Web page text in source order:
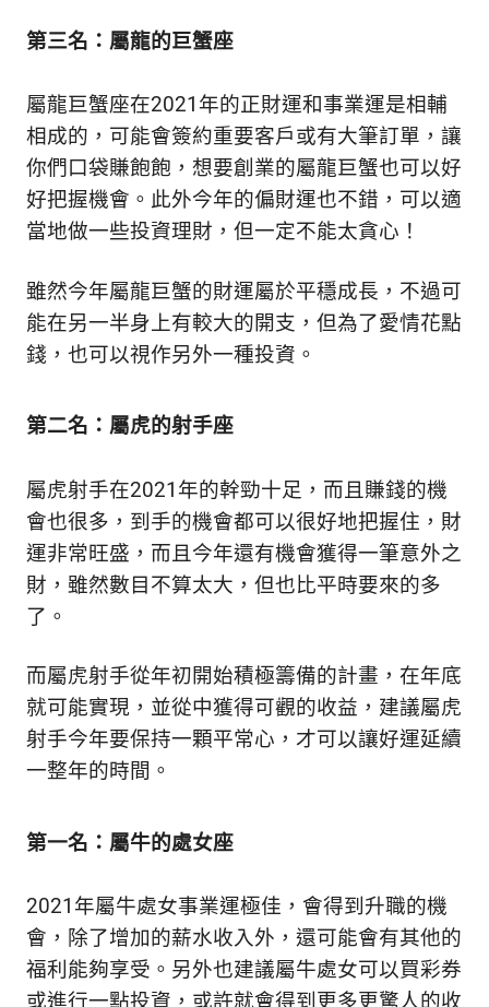
第三名：屬龍的巨蟹座
屬龍巨蟹座在2021年的正財運和事業運是相輔
相成的，可能會簽約重要客戶或有大筆訂單，讓
你們口袋賺飽飽，想要創業的屬龍巨蟹也可以好
好把握機會。此外今年的偏財運也不錯，可以適
當地做一些投資理財，但一定不能太貪心！
雖然今年屬龍巨蟹的財運屬於平穩成長，不過可
能在另一半身上有較大的開支，但為了愛情花點
錢，也可以視作另外一種投資。
第二名：屬虎的射手座
屬虎射手在2021年的幹勁十足，而且賺錢的機
會也很多，到手的機會都可以很好地把握住，財
運非常旺盛，而且今年還有機會獲得一筆意外之
財，雖然數目不算太大，但也比平時要來的多
了。
而屬虎射手從年初開始積極籌備的計畫，在年底
就可能實現，並從中獲得可觀的收益，建議屬虎
射手今年要保持一顆平常心，才可以讓好運延續
一整年的時間。
第一名：屬牛的處女座
2021年屬牛處女事業運極佳，會得到升職的機
會，除了增加的薪水收入外，還可能會有其他的
福利能夠享受。另外也建議屬牛處女可以買彩券
或進行一點投資，或許就會得到更多更驚人的收